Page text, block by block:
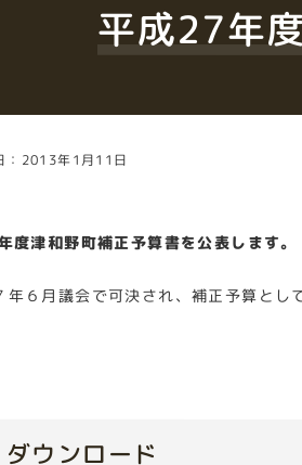
平成27年
：2013年1月11日
度津和野町補正予算書を公表します。
年６月議会で可決され、補正予算とし
ダウンロード